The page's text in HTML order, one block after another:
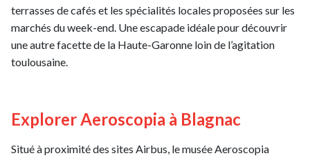
terrasses de cafés et les spécialités locales proposées sur les
marchés du week-end. Une escapade idéale pour découvrir
une autre facette de la Haute-Garonne loin de l’agitation
toulousaine.
Explorer Aeroscopia à Blagnac
Situé à proximité des sites Airbus, le musée Aeroscopia